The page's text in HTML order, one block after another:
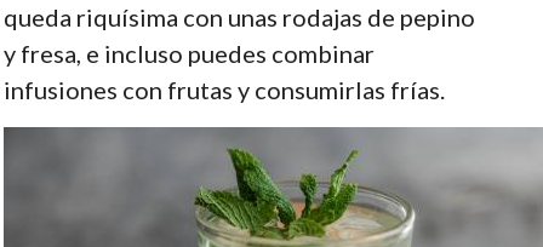
queda riquísima con unas rodajas de pepino
y fresa, e incluso puedes combinar
infusiones con frutas y consumirlas frías.